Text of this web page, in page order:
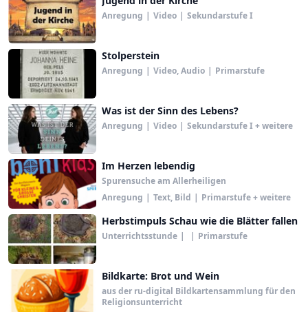
Anregung | Video | Sekundarstufe I
Stolperstein
Anregung | Video, Audio | Primarstufe
Was ist der Sinn des Lebens?
Anregung | Video | Sekundarstufe I + weitere
Im Herzen lebendig
Spurensuche am Allerheiligen
Anregung | Text, Bild | Primarstufe + weitere
Herbstimpuls Schau wie die Blätter fallen
Unterrichtsstunde | | Primarstufe
Bildkarte: Brot und Wein
aus der ru-digital Bildkartensammlung für den
Religionsunterricht